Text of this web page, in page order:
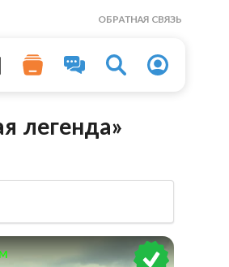
ОБРАТНАЯ СВЯЗЬ
легенда»